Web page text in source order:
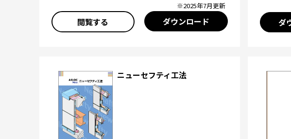
※2025年7月更新
閲覧する ダウンロード ダ
ニューセフティ工法